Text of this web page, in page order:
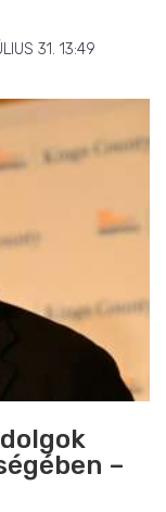
31. 13:49
–